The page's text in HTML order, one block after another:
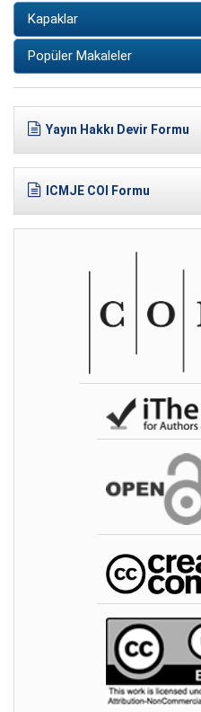
Kapaklar
Popüler Makaleler
Yayın Hakkı Devir Formu
ICMJE COI Formu